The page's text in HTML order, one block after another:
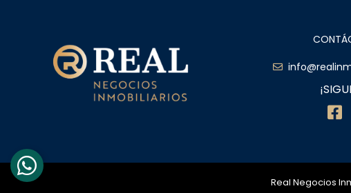
Real Negocios